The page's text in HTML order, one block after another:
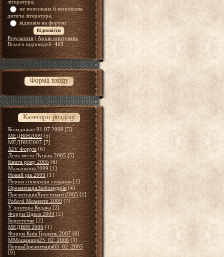
література;
не попсована й непопсова
дитяча література;
відповім на форумі
Результати|Архів опитувань
Всього відповідей:415
Форма входу
Категорії розділу
Колодожне 01.07.2009 [5]
МЕДВІН2009 [5]
МЕДВІН2007 [7]
XІV Форум [6]
День міста Луцька 2005 [5]
Книга року 2005 [6]
Мальованка2009 [1]
Новий рік 2009 [1]
Перша співпраця з владою [1]
ПрезентаціяЛюбомудрів [4]
ПрезентаціяХрестоматії2005 [1]
Робочі Моменти 2009 [7]
У доктора Кодака [2]
Форум Одеса 2009 [2]
Берестечко [2]
МЕДВІН 2006 [1]
Форум Київ Грудень 2007 [8]
ММощаниця25_02_2006 [3]
ПершаПрезентація03_02_2005
[9]